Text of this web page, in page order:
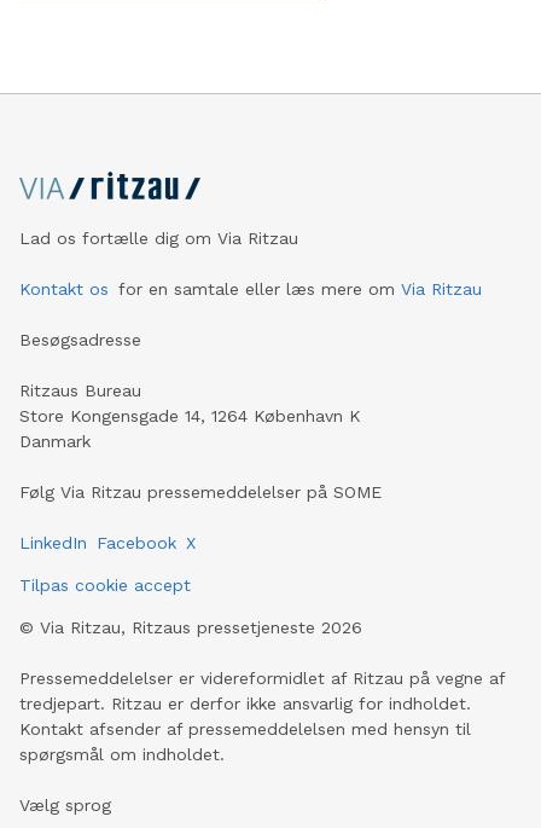
Lad os fortælle dig om Via Ritzau
Kontakt os for en samtale eller læs mere om Via Ritzau
Besøgsadresse
Ritzaus Bureau
Store Kongensgade 14, 1264 København K
Danmark
Følg Via Ritzau pressemeddelelser på SOME
LinkedIn Facebook X
Tilpas cookie accept
© Via Ritzau, Ritzaus pressetjeneste 2026
Pressemeddelelser er videreformidlet af Ritzau på vegne af
tredjepart. Ritzau er derfor ikke ansvarlig for indholdet.
Kontakt afsender af pressemeddelelsen med hensyn til
spørgsmål om indholdet.
Vælg sprog